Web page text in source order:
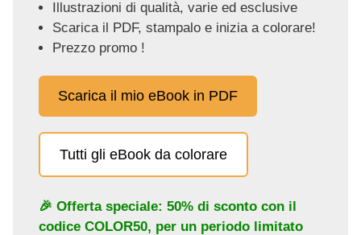
Illustrazioni di qualità, varie ed esclusive
Scarica il PDF, stampalo e inizia a colorare!
Prezzo promo !
Scarica il mio eBook in PDF
Tutti gli eBook da colorare
🎉 Offerta speciale: 50% di sconto con il
codice COLOR50, per un periodo limitato